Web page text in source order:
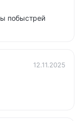
побыстрей
12.11.2025